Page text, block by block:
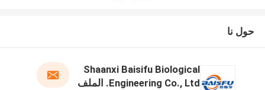
حول نا
Shaanxi Baisifu Biological
Engineering Co., Ltd. الملف